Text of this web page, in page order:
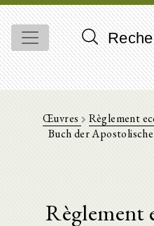
Œuvres Règlement
Buch der
Règlement